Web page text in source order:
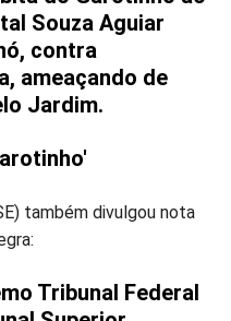
Souza Aguiar
contra
ameaçando de
Jardim.
também divulgou nota
Tribunal Federal